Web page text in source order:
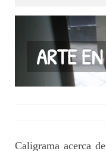
Familias
Colegios
Museos e
ARTE
Caligrama acerca